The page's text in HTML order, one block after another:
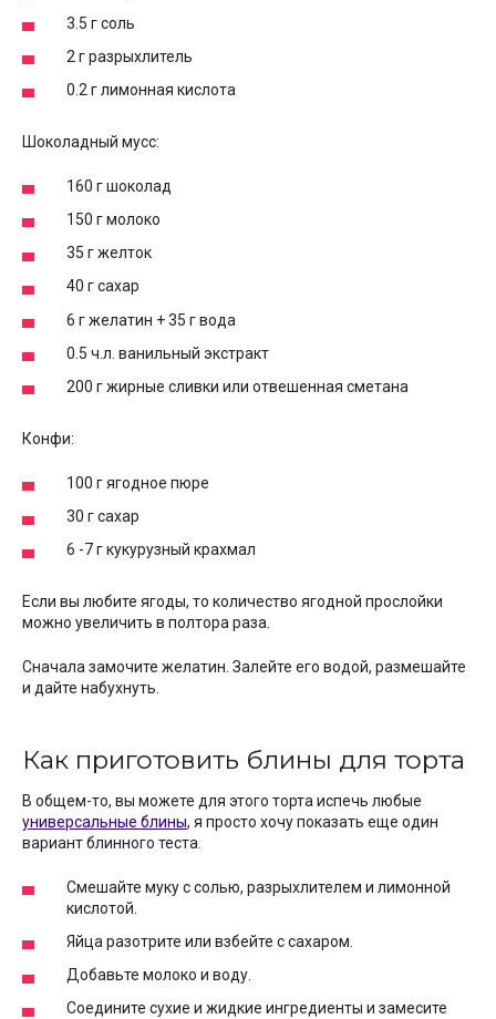
3.5 г соль
2 г разрыхлитель
0.2 г лимонная кислота
Шоколадный мусс:
160 г шоколад
150 г молоко
35 г желток
40 г сахар
6 г желатин + 35 г вода
0.5 ч.л. ванильный экстракт
200 г жирные сливки или отвешенная сметана
Конфи:
100 г ягодное пюре
30 г сахар
6 -7 г кукурузный крахмал
Если вы любите ягоды, то количество ягодной прослойки
можно увеличить в полтора раза.
Сначала замочите желатин. Залейте его водой, размешайте
и дайте набухнуть.
Как приготовить блины для торта
В общем-то, вы можете для этого торта испечь любые
универсальные блины, я просто хочу показать еще один
вариант блинного теста.
Смешайте муку с солью, разрыхлителем и лимонной
кислотой.
Яйца разотрите или взбейте с сахаром.
Добавьте молоко и воду.
Соедините сухие и жидкие ингредиенты и замесите